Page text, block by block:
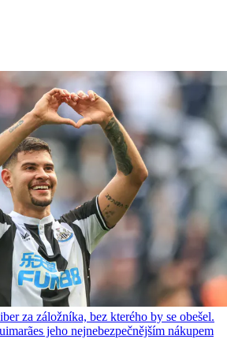
za záložníka, bez kterého by se obešel.
jeho nejnebezpečnějším nákupem